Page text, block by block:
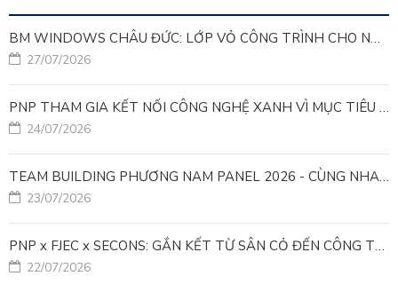
BM WINDOWS CHÂU ĐỨC: LỚP VỎ CÔNG TRÌNH CHO NHÀ MÁY LEED GOLD
27/07/2026
PNP THAM GIA KẾT NỐI CÔNG NGHỆ XANH VÌ MỤC TIÊU PHÁT TRIỂN BỀN VỮNG
24/07/2026
TEAM BUILDING PHƯƠNG NAM PANEL 2026 - CÙNG NHAU ĐI XA, CÙNG NHAU LỚN MẠNH
23/07/2026
PNP x FJEC x SECONS: GẮN KẾT TỪ SÂN CỎ ĐẾN CÔNG TRÌNH
22/07/2026